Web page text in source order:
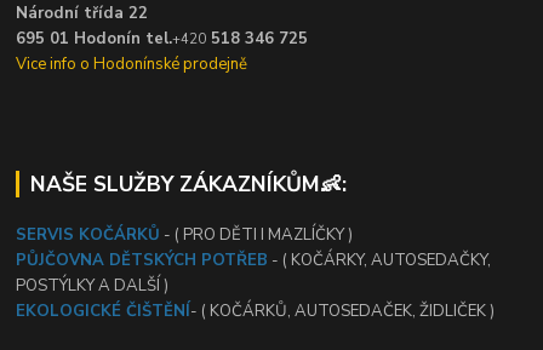
Národní třída 22
695 01 Hodonín tel.+420 518 346 725
Vice info o Hodonínské prodejně
NAŠE SLUŽBY ZÁKAZNÍKŮM👶:
SERVIS KOČÁRKŮ - ( PRO DĚTI I MAZLÍČKY )
PŮJČOVNA DĚTSKÝCH POTŘEB - ( KOČÁRKY, AUTOSEDAČKY,
POSTÝLKY A DALŠÍ )
EKOLOGICKÉ ČIŠTĚNÍ- ( KOČÁRKŮ, AUTOSEDAČEK, ŽIDLIČEK )